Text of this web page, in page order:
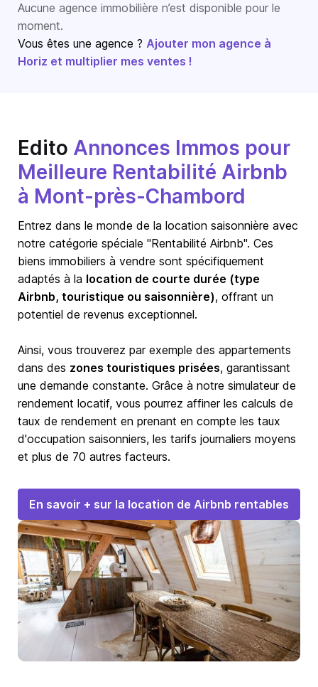
Aucune agence immobilière n’est disponible pour le
moment.
Vous êtes une agence ? Ajouter mon agence à
Horiz et multiplier mes ventes !
Edito Annonces Immos pour
Meilleure Rentabilité Airbnb
à Mont-près-Chambord
Entrez dans le monde de la location saisonnière avec
notre catégorie spéciale "Rentabilité Airbnb". Ces
biens immobiliers à vendre sont spécifiquement
adaptés à la location de courte durée (type
Airbnb, touristique ou saisonnière), offrant un
potentiel de revenus exceptionnel.
Ainsi, vous trouverez par exemple des appartements
dans des zones touristiques prisées, garantissant
une demande constante. Grâce à notre simulateur de
rendement locatif, vous pourrez affiner les calculs de
taux de rendement en prenant en compte les taux
d'occupation saisonniers, les tarifs journaliers moyens
et plus de 70 autres facteurs.
En savoir + sur la location de Airbnb rentables